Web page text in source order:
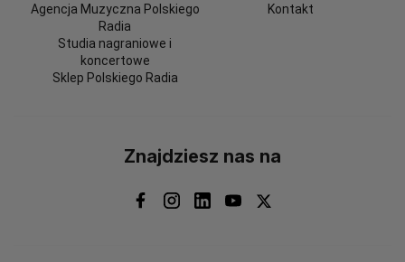
Agencja Muzyczna Polskiego
Radia
Studia nagraniowe i
koncertowe
Sklep Polskiego Radia
Kontakt
Znajdziesz nas na